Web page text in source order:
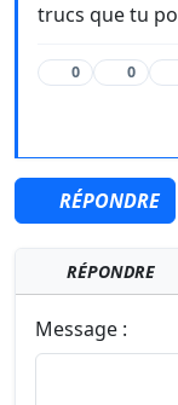
trucs que tu
0 0
RÉPONDRE
RÉPONDRE
Message :